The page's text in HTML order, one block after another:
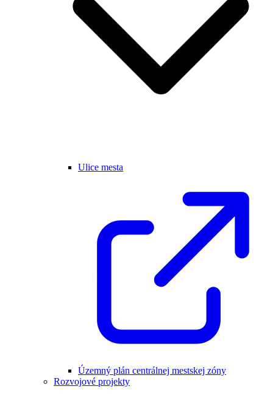
Ulice mesta
Územný plán centrálnej mestskej zóny
Rozvojové projekty